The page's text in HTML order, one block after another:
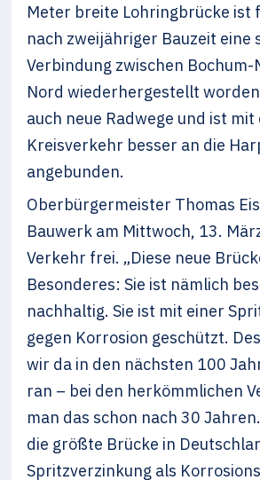
Meter breite Lohringbrücke ist
nach zweijähriger Bauzeit eine
Verbindung zwischen Bochum-
Nord wiederhergestellt
auch neue Radwege und ist mit
Kreisverkehr besser an die
angebunden.
Oberbürgermeister Thomas
Bauwerk am Mittwoch, 13.
Verkehr frei. „Diese neue
Besonderes: Sie ist nämlich
nachhaltig. Sie ist mit einer
gegen Korrosion geschützt.
wir da in den nächsten 100
ran – bei den herkömmlichen
man das schon nach 30
die größte Brücke in
Spritzverzinkung als